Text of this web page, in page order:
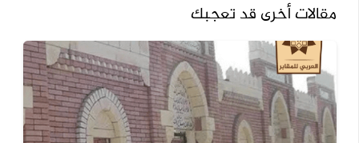
مقالات أخرى قد تعجبك